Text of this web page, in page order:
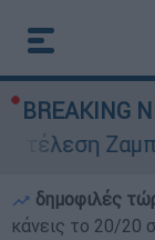
BREAKING
δημοφιλές
κάνεις το 20/20